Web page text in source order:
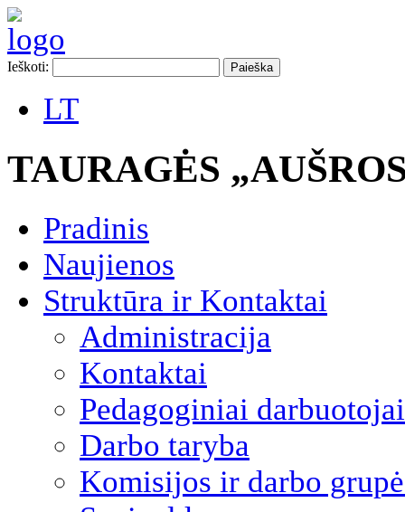
Ieškoti:
LT
TAURAGĖS
Pradinis
Naujienos
Struktūra ir Kontaktai
Administracija
Kontaktai
Pedagoginiai darbuotojai
Darbo taryba
Komisijos ir darbo